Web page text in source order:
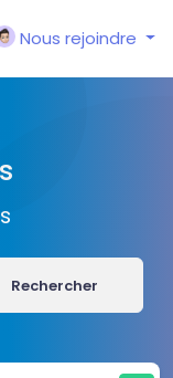
Nous rejoindre
Rechercher